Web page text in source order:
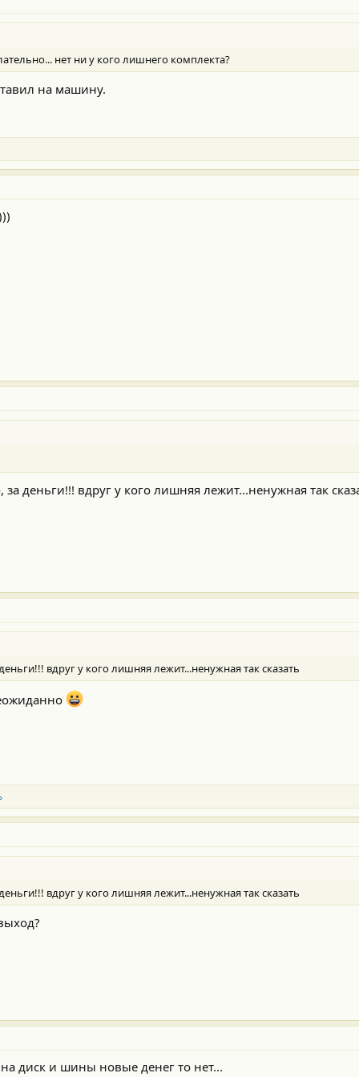
нет ни у кого лишнего комплекта?
на машину.
деньги!!! вдруг у кого лишняя лежит...ненужная так
вдруг у кого лишняя лежит...ненужная так сказать
вдруг у кого лишняя лежит...ненужная так сказать
диск и шины новые денег то нет...